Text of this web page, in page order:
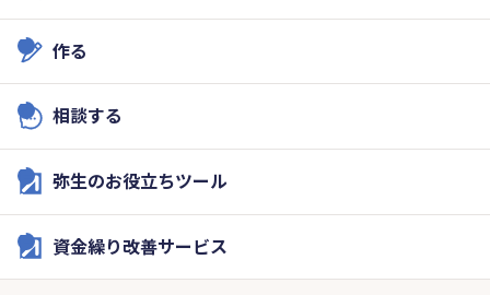
作る
相談する
弥生のお役立ちツール
資金繰り改善サービス